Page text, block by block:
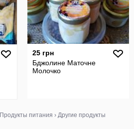
25 грн
Бджолине Маточне
Молочко
Продукты питания › Другие продукты